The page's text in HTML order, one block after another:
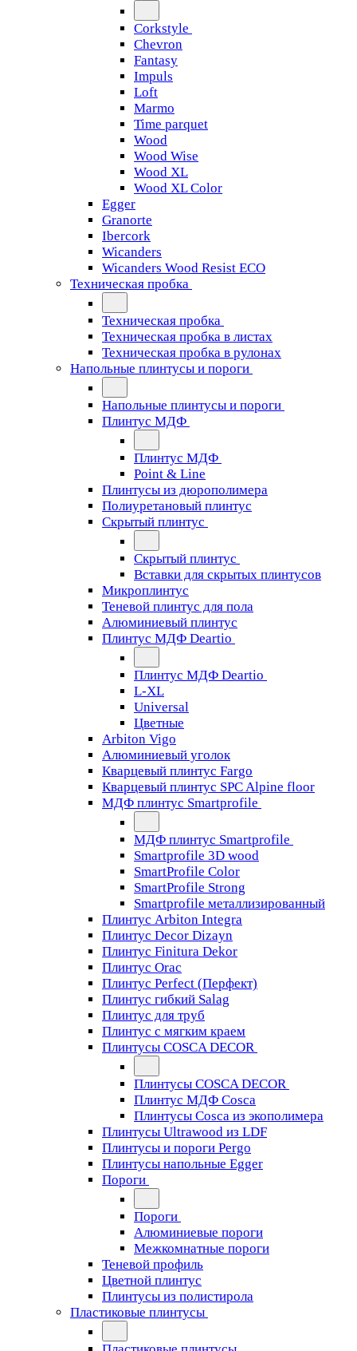
Corkstyle
Chevron
Fantasy
Impuls
Loft
Marmo
Time parquet
Wood
Wood Wise
Wood XL
Wood XL Color
Egger
Granorte
Ibercork
Wicanders
Wicanders Wood Resist ECO
Техническая пробка
Техническая пробка
Техническая пробка в листах
Техническая пробка в рулонах
Напольные плинтусы и пороги
Напольные плинтусы и пороги
Плинтус МДФ
Плинтус МДФ
Point & Line
Плинтусы из дюрополимера
Полиуретановый плинтус
Скрытый плинтус
Скрытый плинтус
Вставки для скрытых плинтусов
Микроплинтус
Теневой плинтус для пола
Алюминиевый плинтус
Плинтус МДФ Deartio
Плинтус МДФ Deartio
L-XL
Universal
Цветные
Arbiton Vigo
Алюминиевый уголок
Кварцевый плинтус Fargo
Кварцевый плинтус SPC Alpine floor
МДФ плинтус Smartprofile
МДФ плинтус Smartprofile
Smartprofile 3D wood
SmartProfile Color
SmartProfile Strong
Smartprofile металлизированный
Плинтус Arbiton Integra
Плинтус Decor Dizayn
Плинтус Finitura Dekor
Плинтус Orac
Плинтус Perfect (Перфект)
Плинтус гибкий Salag
Плинтус для труб
Плинтус с мягким краем
Плинтусы COSCA DECOR
Плинтусы COSCA DECOR
Плинтус МДФ Cosca
Плинтусы Cosca из экополимера
Плинтусы Ultrawood из LDF
Плинтусы и пороги Pergo
Плинтусы напольные Egger
Пороги
Пороги
Алюминиевые пороги
Межкомнатные пороги
Теневой профиль
Цветной плинтус
Плинтусы из полистирола
Пластиковые плинтусы